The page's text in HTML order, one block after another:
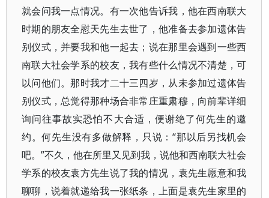
就会问我一点情况。有一次他告诉我，他在西南联大
时期的朋友全慰天先生去世了，他准备去参加遗体告
别仪式，并要我和他一起去；说在那里会遇到一些西
南联大社会学系的校友，我有些什么情况不清楚，可
以问他们。那时我才二十三四岁，从未参加过遗体告
别仪式，总觉得那种场合非常庄重肃穆，向前辈详细
询问往事故实恐怕不大合适，便谢绝了何先生的邀
约。何先生没有多做解释，只说：“那以后另找机会
吧。”不久，他在所里又见到我，说他和西南联大社会
学系的校友袁方先生说了我的情况，袁先生愿意和我
聊聊，说着就递给我一张纸条，上面是袁先生家里的